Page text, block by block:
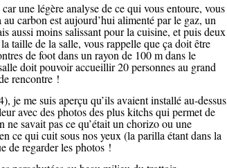
une légère analyse de ce qui vous entoure, vous
carbon est aujourd’hui alimenté par le gaz, un
aussi moins salissant pour la cuisine, et puis deux
taille de la salle, vous rappelle que ça doit être
de foot dans un rayon de 100 m dans le
doit pouvoir accueillir 20 personnes au grand
rencontre !
je me suis aperçu qu’ils avaient installé au-dessus
avec des photos des plus kitchs qui permet de
savait pas ce qu’était un chorizo ou une
ce qui cuit sous nos yeux (la parilla étant dans la
de regarder les photos !